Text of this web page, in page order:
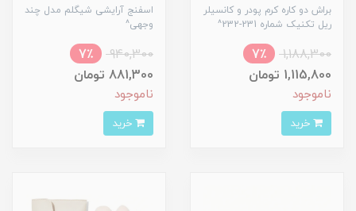
براش دو کاره کرم پودر و کانسیلر
ریل تکنیک شماره 231-232^
1,188,300
7٪
1,115,800 تومان
ناموجود
اسفنج آرایشی شیگلم مدل چند
وجهی^
940,300
7٪
881,300 تومان
ناموجود